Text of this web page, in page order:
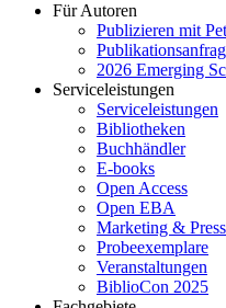
Für Autoren
Publizieren mit
2026 Emerging
Serviceleistungen
Serviceleistungen
Bibliotheken
Buchhändler
E-books
Open Access
Open EBA
Marketing &
Probeexemplare
Veranstaltungen
BiblioCon 2025